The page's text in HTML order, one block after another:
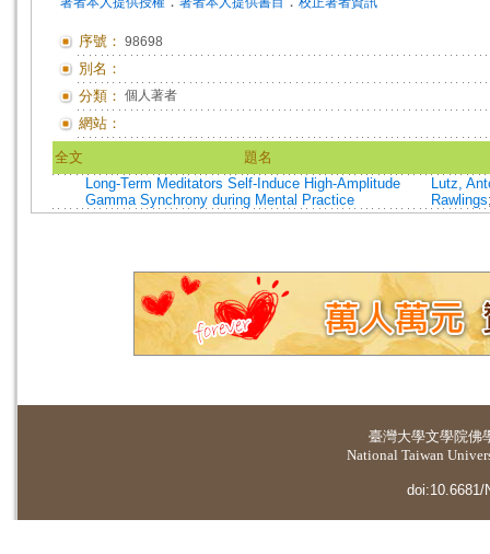
序號： 98698
別名：
分類： 個人著者
網站：
全文
題名
Long-Term Meditators Self-Induce High-Amplitude
Gamma Synchrony during Mental Practice
Lutz,
Rawlings
臺灣大學文學院佛
National Taiwan
doi:10.6681/